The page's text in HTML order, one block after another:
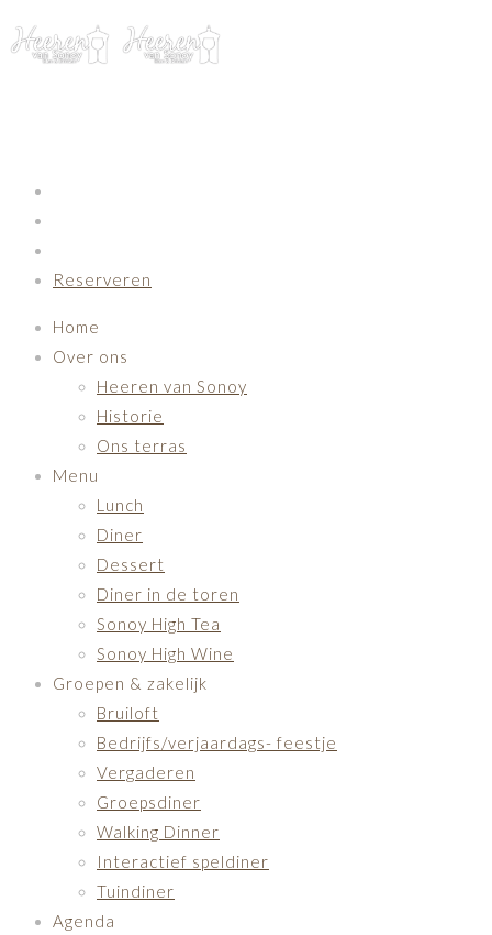
Reserveren
Home
Over ons
Heeren van Sonoy
Historie
Ons terras
Menu
Lunch
Diner
Dessert
Diner in de toren
Sonoy High Tea
Sonoy High Wine
Groepen & zakelijk
Bruiloft
Bedrijfs/verjaardags- feestje
Vergaderen
Groepsdiner
Walking Dinner
Interactief speldiner
Tuindiner
Agenda